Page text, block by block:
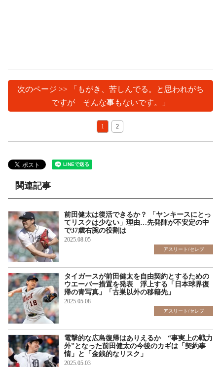
次のページ >> 「もがき、苦しんでる。と思われがち
ですが そんな事もないです。」
1 2
関連記事
前田健太は復活できるか？ 「ヤンキースにとっ
てリスクは少ない」理由…先発陣が不安定の中
で37歳右腕の役割は
2025.08.05
アスリート/セレブ
タイガースが前田健太を自由契約とするための
ウエーバー措置を発表 浮上する「日本球界復
帰の青写真」「古巣以外の移籍先」
2025.05.08
アスリート/セレブ
電撃的な広島復帰はありえるか “事実上の戦力
外”となった前田健太の今後のカギは「契約事
情」と「金銭的なリスク」
2025.05.03